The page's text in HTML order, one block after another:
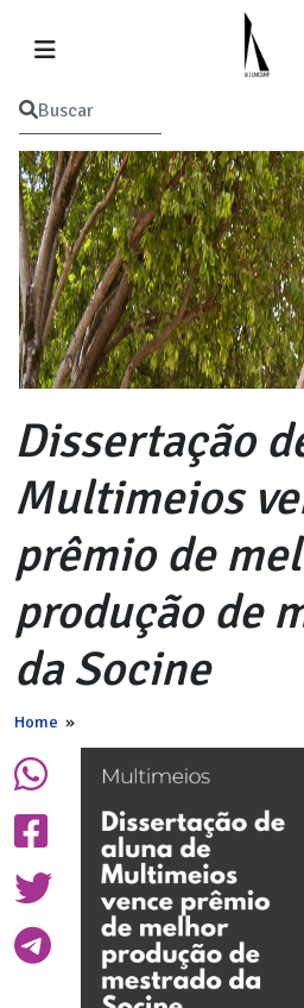
Dissertação
Multimeios
prêmio de
produção de
da Socine
Home »